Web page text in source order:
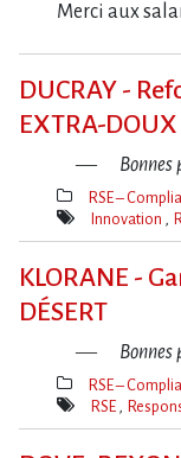
Merci aux
DUCRAY -
EXTRA-DOUX
Bonnes
Thèmes(s)
RSE –
Mot(s)-
Innovation
KLORANE -
DÉSERT
Bonnes
Thèmes(s)
RSE –
Mot(s)-
RSE